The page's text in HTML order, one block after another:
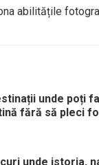
abilitățile
unde poți
fără să pleci
unde istoria,